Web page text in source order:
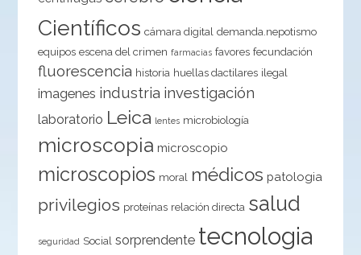
Científicos cámara digital
demanda.nepotismo
equipos escena del crimen farmacias favores fecundación
fluorescencia historia huellas dactilares ilegal
imagenes industria investigación
laboratorio Leica lentes microbiología
microscopia microscopio
microscopios moral médicos patologia
privilegios proteínas relación directa salud
seguridad Social sorprendente tecnologia